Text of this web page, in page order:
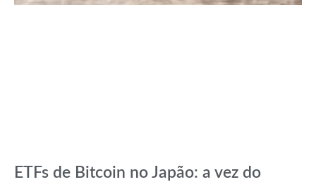
ETFs de Bitcoin no Japão: a vez do